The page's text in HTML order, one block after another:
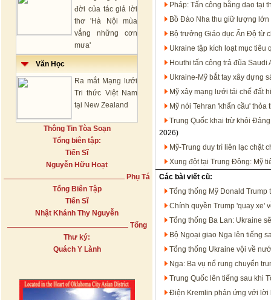
đời của tác giả lời
thơ 'Hà Nội mùa
vắng những cơn
mưa'
Văn Học
Ra mắt Mạng lưới
Tri thức Việt Nam
tại New Zealand
Thông Tin Tòa Soạn
Tổng biên tập:
Tiến Sĩ
Nguyễn Hữu Hoạt
Phụ Tá
Tổng Biên Tập
Tiến Sĩ
Nhật Khánh Thy Nguyễn
Tổng
Thư ký:
Quách Y Lành
Pháp: Tấn công bằng dao tại
Bồ Đào Nha thu giữ lượng
Bộ trưởng Giáo dục Ấn Độ từ
Ukraine tập kích loạt mục tiêu
Houthi tấn công trả đũa
Ukraine-Mỹ bắt tay xây dựng
Mỹ xây mạng lưới tái chế đất
Mỹ nói Tehran 'khẩn cầu'
Trung Quốc khai trừ khỏi
2026)
Mỹ-Trung duy trì liên lạc chặt
Xung đột tại Trung Đông: Mỹ
Các bài viết cũ:
Tổng thống Mỹ Donald Trump
Chính quyền Trump 'quay xe'
Tổng thống Ba Lan: Ukraine
Bộ Ngoại giao Nga lên tiếng
Tổng thống Ukraine vội về
Nga: Ba vụ nổ rung chuyển
Trung Quốc lên tiếng sau khi
Điện Kremlin phản ứng với lời